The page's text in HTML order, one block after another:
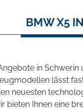
BMW X5
in
lässt
neuesten
bieten Ihnen eine